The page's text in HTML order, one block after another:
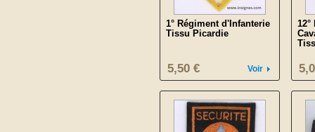
1° Régiment d'Infanterie
Tissu Picardie
Voir
5,50 €
12°